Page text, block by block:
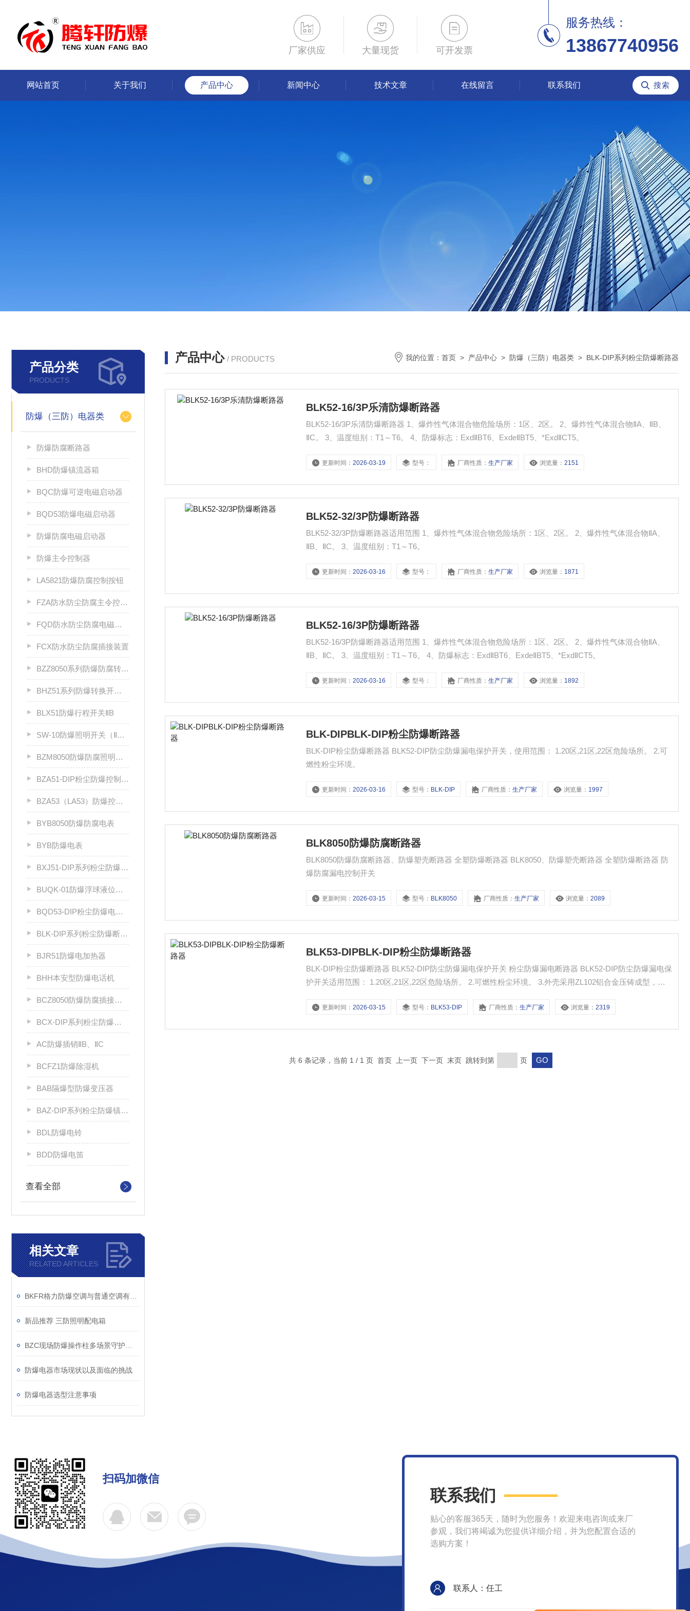
厂家供应 大量现货 可开发票
服务热线：
13867740956
网站首页 关于我们 产品中心 新闻中心 技术文章 在线留言 联系我们
产品分类
PRODUCTS
防爆（三防）电器类
防爆防腐断路器
BHD防爆镇流器箱
BQC防爆可逆电磁启动器
BQD53防爆电磁启动器
防爆防腐电磁启动器
防爆主令控制器
LA5821防爆防腐控制按钮
FZA防水防尘防腐主令控制器
FQD防水防尘防腐电磁起动器
FCX防水防尘防腐插接装置
BZZ8050系列防爆防腐转换开关
BHZ51系列防爆转换开关（Ⅱ B、Ⅱ C）
BLX51防爆行程开关ⅡB
SW-10防爆照明开关（ⅡB级）
BZM8050防爆防腐照明开关
BZA51-DIP粉尘防爆控制按钮
BZA53（LA53）防爆控制按钮
BYB8050防爆防腐电表
BYB防爆电表
BXJ51-DIP系列粉尘防爆接线箱
BUQK-01防爆浮球液位控制器
BQD53-DIP粉尘防爆电磁起动器
BLK-DIP系列粉尘防爆断路器
BJR51防爆电加热器
BHH本安型防爆电话机
BCZ8050防爆防腐插接装置（Ⅱ C）
BCX-DIP系列粉尘防爆插销
AC防爆插销ⅡB、ⅡC
BCFZ1防爆除湿机
BAB隔爆型防爆变压器
BAZ-DIP系列粉尘防爆镇流器DIP A20
BDL防爆电铃
BDD防爆电笛
查看全部
相关文章
RELATED ARTICLES
新品推荐 三防照明配电箱
防爆电器市场现状以及面临的挑战
防爆电器选型注意事项
产品中心 / PRODUCTS 我的位置： 首页 > 产品中心 > 防爆（三防）电器类 > BLK-DIP系列粉尘防爆断路器
BLK52-16/3P乐清防爆断路器
BLK52-16/3P乐清防爆断路器 1、爆炸性气体混合物危险场所：1区、2区。 2、爆炸性气体混合物ⅡA、ⅡB、
ⅡC。 3、温度组别：T1～T6。 4、防爆标志：ExdⅡBT6、ExdeⅡBT5、*ExdⅡCT5。
更新时间：2026-03-19 型号： 厂商性质：生产厂家 浏览量：2151
BLK52-32/3P防爆断路器
BLK52-32/3P防爆断路器适用范围 1、爆炸性气体混合物危险场所：1区、2区。 2、爆炸性气体混合物ⅡA、
ⅡB、ⅡC。 3、温度组别：T1～T6。
更新时间：2026-03-16 型号： 厂商性质：生产厂家 浏览量： 1871
BLK52-16/3P防爆断路器
BLK52-16/3P防爆断路器适用范围 1、爆炸性气体混合物危险场所：1区、2区。 2、爆炸性气体混合物ⅡA、
ⅡB、ⅡC。 3、温度组别：T1～T6。 4、防爆标志：ExdⅡBT6、ExdeⅡBT5、*ExdⅡCT5。
更新时间：2026-03-16 型号： 厂商性质：生产厂家 浏览量： 1892
BLK-DIPBLK-DIP粉尘防爆断路器
BLK-DIP粉尘防爆断路器 BLK52-DIP防尘防爆漏电保护开关，使用范围： 1.20区,21区,22区危险场所。 2.可
燃性粉尘环境。
更新时间：2026-03-16 型号： BLK-DIP 厂商性质：生产厂家 浏览量： 1997
BLK8050防爆防腐断路器
BLK8050防爆防腐断路器、防爆塑壳断路器 全塑防爆断路器 BLK8050、防爆塑壳断路器 全塑防爆断路器 防
爆防腐漏电控制开关
更新时间：2026-03-15 型号： BLK8050 厂商性质：生产厂家 浏览量：2089
BLK53-DIPBLK-DIP粉尘防爆断路器
BLK-DIP粉尘防爆断路器 BLK52-DIP防尘防爆漏电保护开关 粉尘防爆漏电断路器 BLK52-DIP防尘防爆漏电保
护开关适用范围： 1.20区,21区,22区危险场所。 2.可燃性粉尘环境。 3.外壳采用ZL102铝合金压铸成型，表
更新时间：2026-03-15 型号： BLK53-DIP 厂商性质：生产厂家 浏览量：2319
共 6 条记录，当前 1 / 1 页 首页 上一页 下一页 末页 跳转到第 页
扫码加微信
联系我们
贴心的客服365天，随时为您服务！欢迎来电咨询或来厂
参观，我们将竭诚为您提供详细介绍，并为您配置合适的
选购方案！
联系人：任工